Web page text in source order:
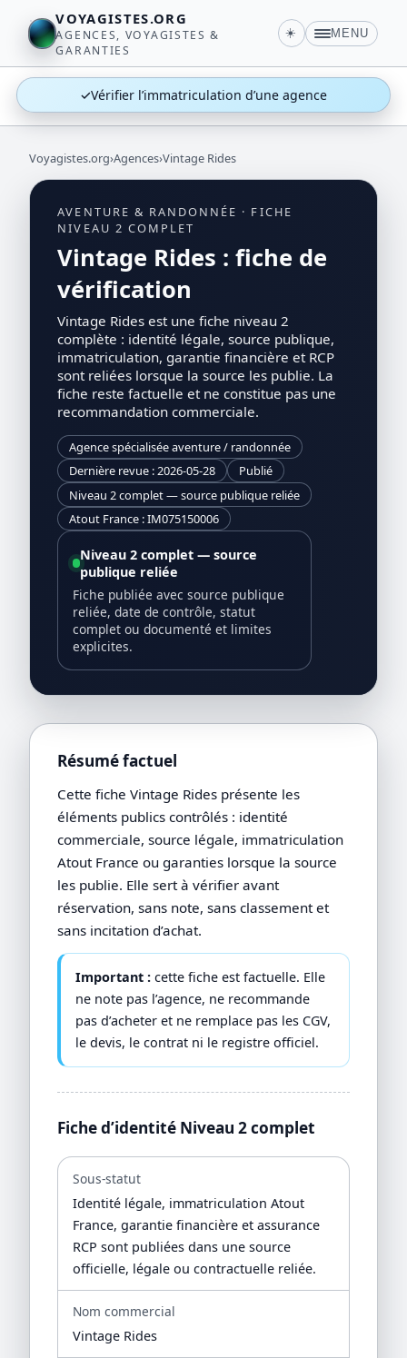
VOYAGISTES.ORG
AGENCES, VOYAGISTES &
GARANTIES
☀️ MENU
✓Vérifier l’immatriculation d’une agence
Voyagistes.org›Agences›Vintage Rides
AVENTURE & RANDONNÉE · FICHE
NIVEAU 2 COMPLET
Vintage Rides : fiche de
vérification
Vintage Rides est une fiche niveau 2
complète : identité légale, source publique,
immatriculation, garantie financière et RCP
sont reliées lorsque la source les publie. La
fiche reste factuelle et ne constitue pas une
recommandation commerciale.
Agence spécialisée aventure / randonnée
Dernière revue : 2026-05-28
Publié
Niveau 2 complet — source publique reliée
Atout France : IM075150006
Niveau 2 complet — source
publique reliée
Fiche publiée avec source publique
reliée, date de contrôle, statut
complet ou documenté et limites
explicites.
Résumé factuel
Cette fiche Vintage Rides présente les
éléments publics contrôlés : identité
commerciale, source légale, immatriculation
Atout France ou garanties lorsque la source
les publie. Elle sert à vérifier avant
réservation, sans note, sans classement et
sans incitation d’achat.
Important : cette fiche est factuelle. Elle
ne note pas l’agence, ne recommande
pas d’acheter et ne remplace pas les CGV,
le devis, le contrat ni le registre officiel.
Fiche d’identité Niveau 2 complet
Sous-statut
Identité légale, immatriculation Atout
France, garantie financière et assurance
RCP sont publiées dans une source
officielle, légale ou contractuelle reliée.
Nom commercial
Vintage Rides